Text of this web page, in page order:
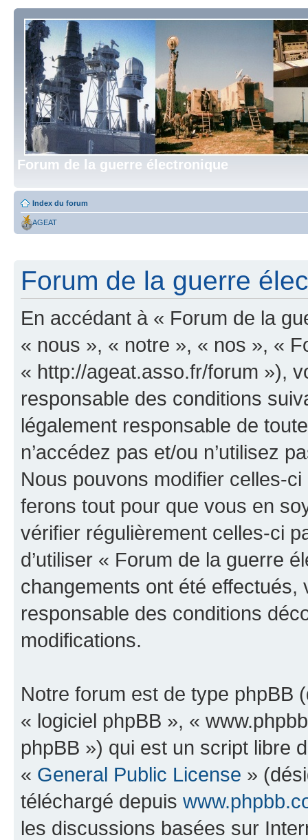
Forum de la guerre électronique
Index du forum
AGEAT
Forum de la guerre
En accédant à « Forum de la
« nous », « notre », « nos », «
« http://ageat.asso.fr/forum »),
responsable des conditions
légalement responsable de
n’accédez pas et/ou n’utilisez
Nous pouvons modifier celles-
ferons tout pour que vous en
vérifier régulièrement celles-ci
d’utiliser « Forum de la guerre
changements ont été effectués,
responsable des conditions
modifications.
Notre forum est de type phpBB
« logiciel phpBB », «
phpBB ») qui est un script libre
« General Public License »
téléchargé depuis
les discussions basées sur